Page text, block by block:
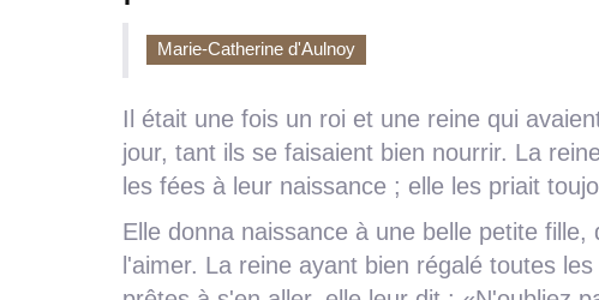
Marie-Catherine d'Aulnoy
Il était une fois un roi et une reine qui
jour, tant ils se faisaient bien nourrir. La
les fées à leur naissance ; elle les priait
Elle donna naissance à une belle petite
l'aimer. La reine ayant bien régalé toutes